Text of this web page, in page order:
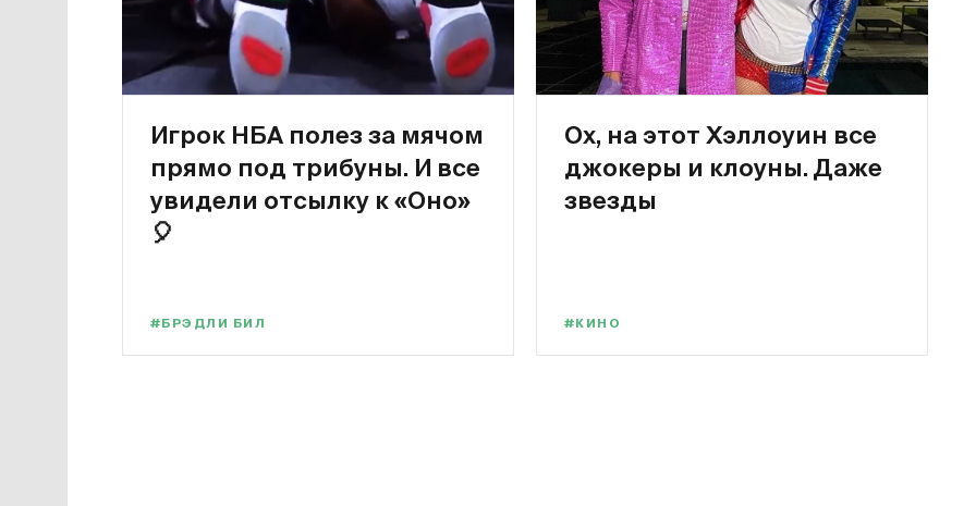
Игрок НБА полез за мячом
прямо под трибуны. И все
увидели отсылку к «Оно»
🎈
#БРЭДЛИ БИЛ
Ох, на этот Хэллоуин все
джокеры и клоуны. Даже
звезды
#КИНО